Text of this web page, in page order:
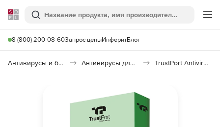
Softline
Поиск
8 (800) 200-08-60Запрос ценыИнферитБлог
Антивирусы и безопасность Антивирусы для организаций TrustPort Antivirus для Servers